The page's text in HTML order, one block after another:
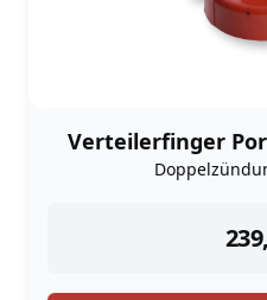
Verteilerfinger